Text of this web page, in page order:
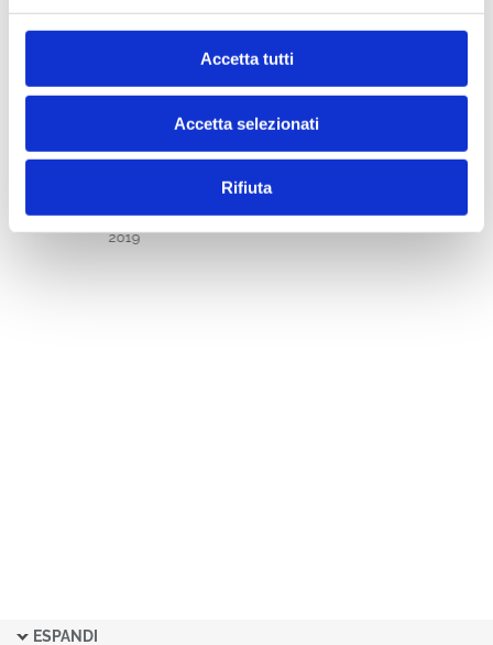
Accetta tutti
Accetta selezionati
Rifiuta
GIURISPRUDENZA DEL LAVORO
2019
ESPANDI